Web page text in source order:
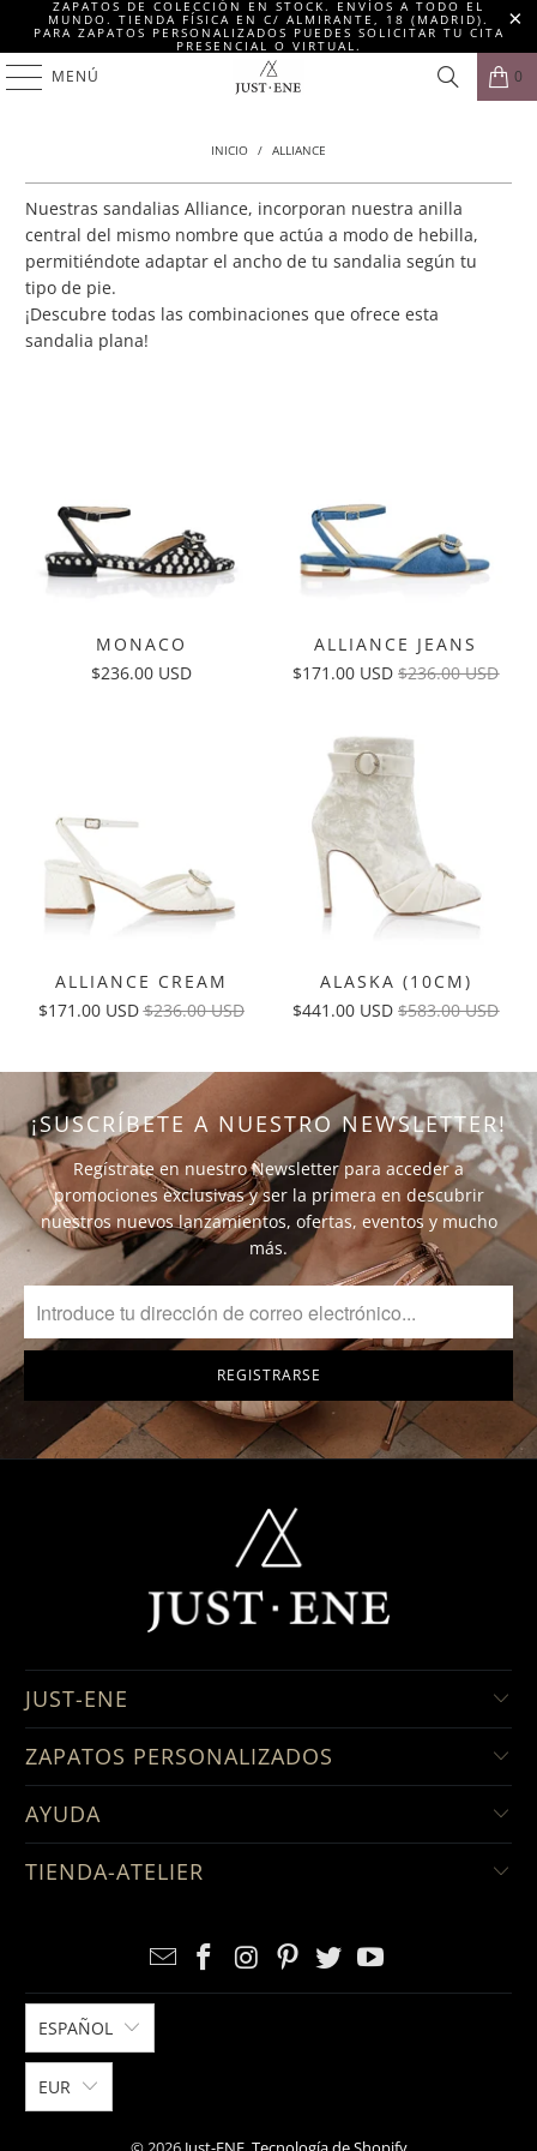
ZAPATOS DE COLECCIÓN EN STOCK. ENVÍOS A TODO EL
MUNDO. TIENDA FÍSICA EN C/ ALMIRANTE, 18 (MADRID).
PARA ZAPATOS PERSONALIZADOS PUEDES SOLICITAR TU CITA
PRESENCIAL O VIRTUAL.
MENÚ 0
INICIO / ALLIANCE
Nuestras sandalias Alliance, incorporan nuestra anilla
central del mismo nombre que actúa a modo de hebilla,
permitiéndote adaptar el ancho de tu sandalia según tu
tipo de pie.
¡Descubre todas las combinaciones que ofrece esta
sandalia plana!
MONACO
$236.00 USD
ALLIANCE JEANS
$171.00 USD$236.00 USD
ALLIANCE CREAM
$171.00 USD$236.00 USD
ALASKA (10CM)
$441.00 USD$583.00 USD
¡SUSCRÍBETE A NUESTRO NEWSLETTER!
Regístrate en nuestro Newsletter para acceder a
promociones exclusivas y ser la primera en descubrir
nuestros nuevos lanzamientos, ofertas, eventos y mucho
más.
JUST-ENE
ZAPATOS PERSONALIZADOS
AYUDA
TIENDA-ATELIER
ESPAÑOL
EUR